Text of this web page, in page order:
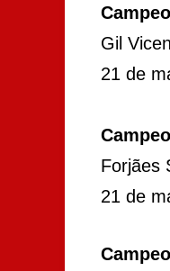
Gil
21 de
Forjães
21 de